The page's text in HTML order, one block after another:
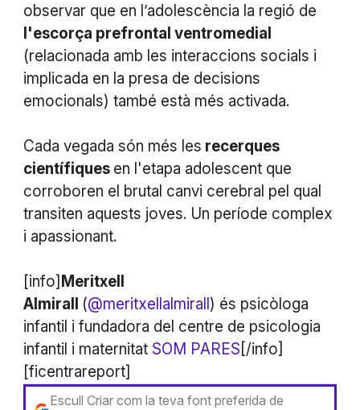
observar que en l’adolescència la regió de
l'escorça prefrontal ventromedial
(relacionada amb les interaccions socials i
implicada en la presa de decisions
emocionals) també està més activada.
Cada vegada són més les recerques
científiques en l'etapa adolescent que
corroboren el brutal canvi cerebral pel qual
transiten aquests joves. Un període complex
i apassionant.
[info] Meritxell
Almirall (@meritxellalmirall ) és psicòloga
infantil i fundadora del centre de psicologia
infantil i maternitat SOM PARES [/info]
[ficentrareport]
Escull Criar com la teva font preferida de